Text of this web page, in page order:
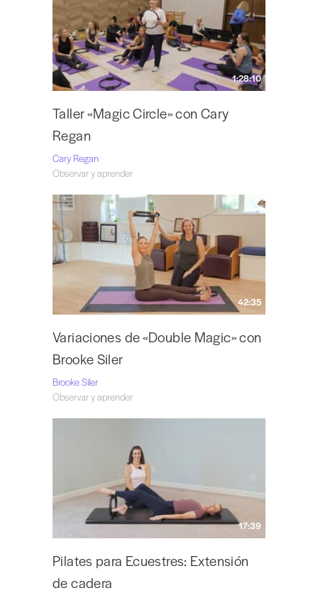
1:28:10
Taller «Magic Circle» con Cary
Regan
Cary Regan
Observar y aprender
42:35
Variaciones de «Double Magic» con
Brooke Siler
Brooke Siler
Observar y aprender
17:39
Pilates para Ecuestres: Extensión
de cadera